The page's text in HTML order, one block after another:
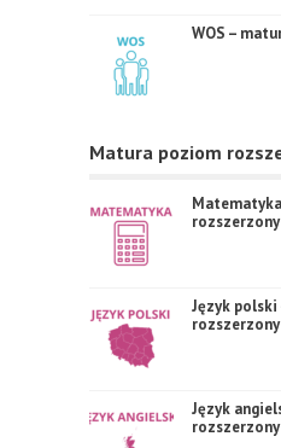
WOS –
Matura poziom
rozszerzony
Język
rozszerzony
Język
rozszerzony